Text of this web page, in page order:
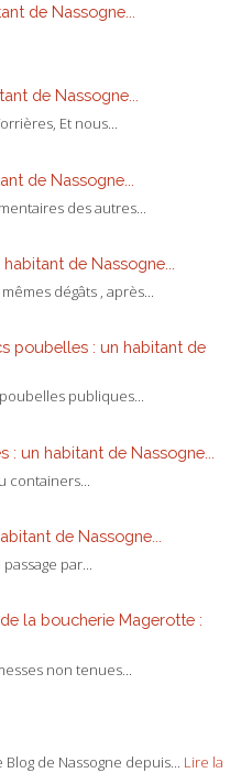
de Nassogne...
de Nassogne...
Et nous...
de Nassogne...
des autres...
de Nassogne...
dégâts , après...
poubelles : un habitant de
publiques...
: un habitant de Nassogne...
containers...
de Nassogne...
par...
la boucherie Magerotte :
non tenues...
de Nassogne depuis... Lire la